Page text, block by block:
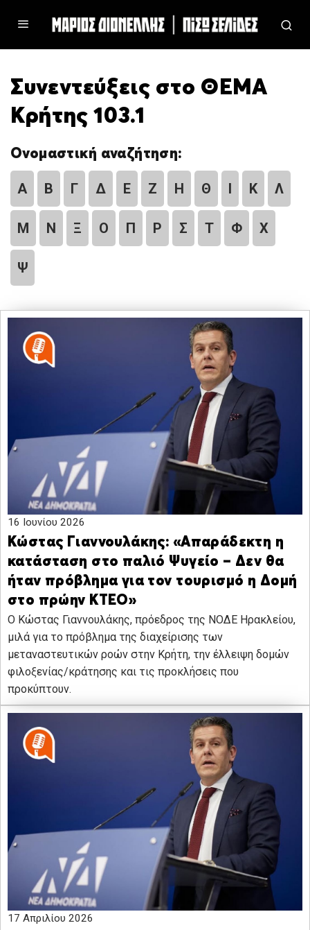
Συνεντεύξεις στο ΘΕΜΑ
Κρήτης 103.1
Ονομαστική αναζήτηση:
Α Β Γ Δ Ε Ζ Η Θ Ι Κ Λ
Μ Ν Ξ Ο Π Ρ Σ Τ Φ Χ
Ψ
16 Ιουνίου 2026
Κώστας Γιαννουλάκης: «Απαράδεκτη η
κατάσταση στο παλιό Ψυγείο – Δεν θα
ήταν πρόβλημα για τον τουρισμό η Δομή
στο πρώην ΚΤΕΟ»
Ο Κώστας Γιαννουλάκης, πρόεδρος της ΝΟΔΕ Ηρακλείου,
μιλά για το πρόβλημα της διαχείρισης των
μεταναστευτικών ροών στην Κρήτη, την έλλειψη δομών
φιλοξενίας/κράτησης και τις προκλήσεις που
προκύπτουν.
17 Απριλίου 2026